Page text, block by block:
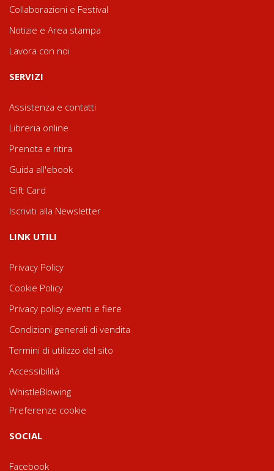
Collaborazioni e Festival
Notizie e Area stampa
Lavora con noi
SERVIZI
Assistenza e contatti
Libreria online
Prenota e ritira
Guida all'ebook
Gift Card
Iscriviti alla Newsletter
LINK UTILI
Privacy Policy
Cookie Policy
Privacy policy eventi e fiere
Condizioni generali di vendita
Termini di utilizzo del sito
Accessibilità
WhistleBlowing
Preferenze cookie
SOCIAL
Facebook